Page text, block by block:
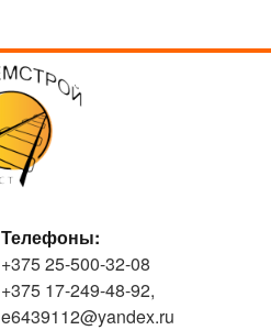
Телефоны:
+375 25-500-32-08
+375 17-249-48-92,
e6439112@yandex.ru